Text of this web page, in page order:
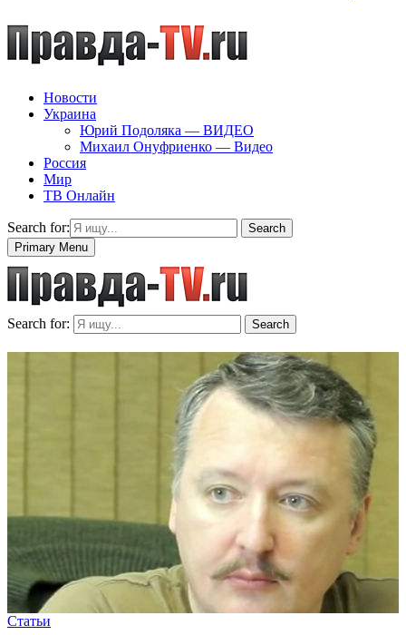
Новости
Украина
Юрий Подоляка — ВИДЕО
Михаил Онуфриенко — Видео
Россия
Мир
ТВ Онлайн
Search for:
Search
Primary Menu
Search for: Search
Статьи